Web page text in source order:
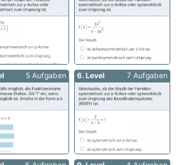
5 Aufgaben 6. Level 7 Aufgaben